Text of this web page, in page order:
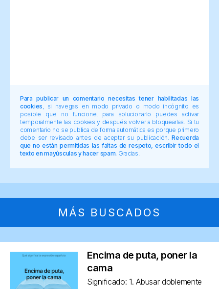
Para publicar un comentario necesitas tener habilitadas las
cookies , si navegas en modo privado o modo incógnito es
posible que no funcione, para solucionarlo puedes activar
temporalmente las cookies y después volver a bloquearlas. Si tu
comentario no se publica de forma automática es porque primero
debe ser revisado antes de aceptar su publicación.Recuerda
que no están permitidas las faltas de respeto, escribir todo el
texto en mayúsculas y hacer spam. Gracias.
MÁS BUSCADOS
Encima de puta, poner la
cama
Significado: 1. Abusar doblemente